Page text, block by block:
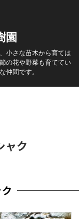
園
小さな苗木から育ては
の花や野菜も育ててい
仲間です。
ャク